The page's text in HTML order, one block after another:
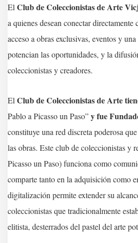
El Club de Coleccionistas de Arte
a quienes desean conectar
acceso a obras exclusivas, eventos y
potencian las oportunidades, y la
coleccionistas y creadores.
El Club de Coleccionistas de Arte
Pablo a Picasso un Paso”y fue
constituye una red discreta poderosa
las obras. Este club de coleccionistas y
Picasso un Paso) funciona como
comparte tanto en la adquisición como
digitalización permite extender su
coleccionistas que tradicionalmente
elitista, desterrados del pastel del arte